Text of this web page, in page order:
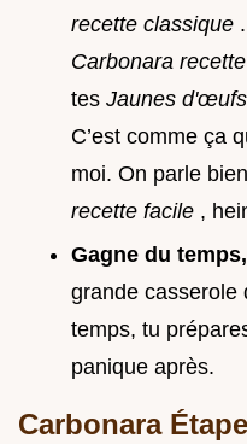
recette classique
Carbonara
tes Jaunes
C’est comme ça
moi. On parle
recette facile ,
Gagne du
grande casserole
temps, tu
panique après.
Carbonara